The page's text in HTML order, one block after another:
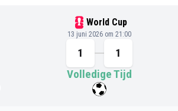
World Cup
13 juni 2026 om 21:00
1
1
Volledige Tijd